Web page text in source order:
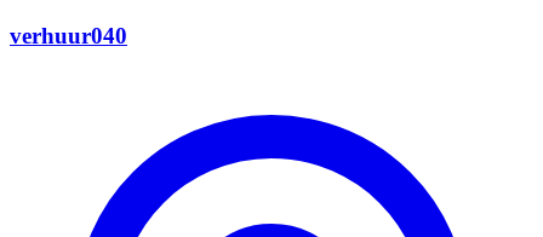
verhuur040